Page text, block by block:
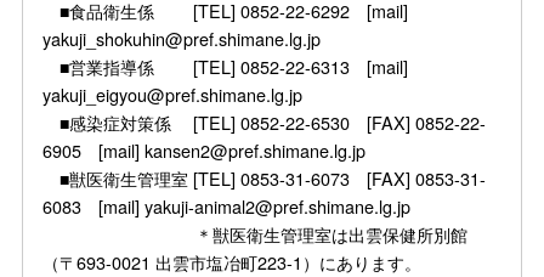
■食品衛生係 [TEL] 0852-22-6292 [mail]
yakuji_shokuhin@pref.shimane.lg.jp
■営業指導係 [TEL] 0852-22-6313 [mail]
yakuji_eigyou@pref.shimane.lg.jp
■感染症対策係 [TEL] 0852-22-6530 [FAX] 0852-22-
6905 [mail] kansen2@pref.shimane.lg.jp
■獣医衛生管理室 [TEL] 0853-31-6073 [FAX] 0853-31-
6083 [mail] yakuji-animal2@pref.shimane.lg.jp
＊獣医衛生管理室は出雲保健所別館
（〒693-0021 出雲市塩冶町223-1）にあります。